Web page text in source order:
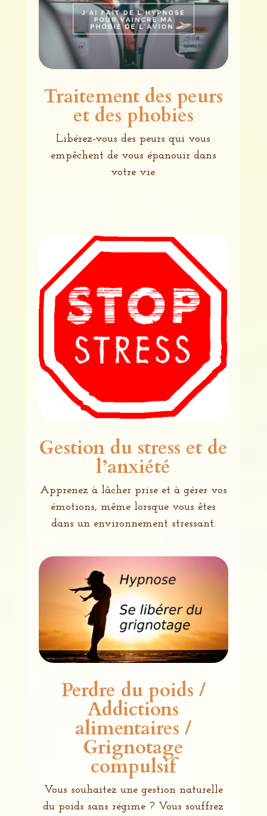
Traitement des peurs
et des phobies
Libérez-vous des peurs qui vous
empêchent de vous épanouir dans
votre vie.
Gestion du stress et de
l’anxiété
Apprenez à lâcher prise et à gérer vos
émotions, même lorsque vous êtes
dans un environnement stressant.
Perdre du poids /
Addictions
alimentaires /
Grignotage
compulsif
Vous souhaitez une gestion naturelle
du poids sans régime ? Vous souffrez